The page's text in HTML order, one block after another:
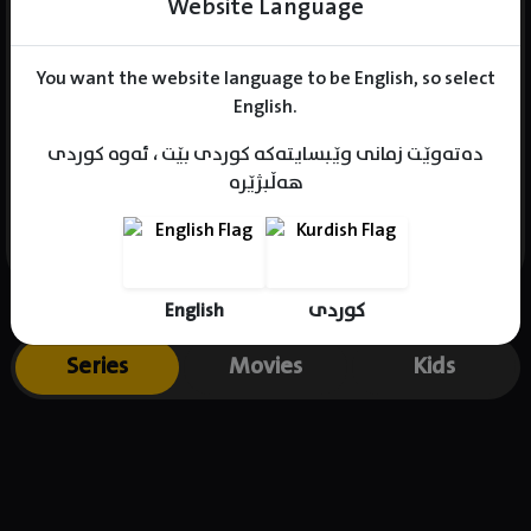
You want the website language to be English, so select
English.
دەتەوێت زمانی وێبسایتەکە کوردی بێت ، ئەوە کوردی
هەڵبژێرە
English کوردی
Name : Bennett Abara
Born : 1987-09-10
Series Movies Kids